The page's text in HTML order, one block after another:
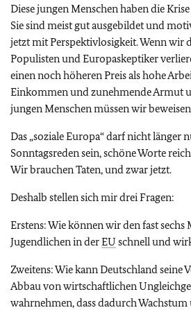
Diese jungen Menschen haben die
Sie sind meist gut ausgebildet und
jetzt mit Perspektivlosigkeit. Wenn wir
Populisten und Europaskeptiker
einen noch höheren Preis als hohe
Einkommen und zunehmende Armut
jungen Menschen müssen wir
Das „soziale Europa“ darf nicht länger
Sonntagsreden sein, schöne Worte
Wir brauchen Taten, und zwar jetzt.
Deshalb stellen sich mir drei Fragen:
Erstens: Wie können wir den fast
Jugendlichen in derEU schnell und
Zweitens: Wie kann Deutschland seine
Abbau von wirtschaftlichen
wahrnehmen, dass dadurch